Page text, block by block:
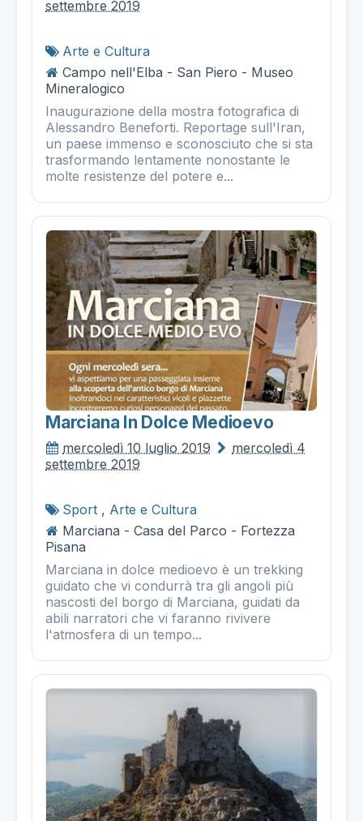
settembre 2019
Arte e Cultura
Campo nell'Elba - San Piero - Museo
Mineralogico
Inaugurazione della mostra fotografica di
Alessandro Beneforti. Reportage sull'Iran,
un paese immenso e sconosciuto che si sta
trasformando lentamente nonostante le
molte resistenze del potere e...
Marciana In Dolce Medioevo
mercoledì 10 luglio 2019
mercoledì 4
settembre 2019
Sport , Arte e Cultura
Marciana - Casa del Parco - Fortezza
Pisana
Marciana in dolce medioevo è un trekking
guidato che vi condurrà tra gli angoli più
nascosti del borgo di Marciana, guidati da
abili narratori che vi faranno rivivere
l'atmosfera di un tempo...